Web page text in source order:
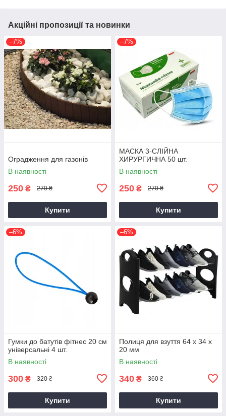
Акційні пропозиції та новинки
–7%
Оградження для газонів
В наявності
250 ₴ 270 ₴
Купити
–7%
МАСКА 3-СЛІЙНА
ХИРУРГИЧНА 50 шт.
В наявності
250 ₴ 270 ₴
Купити
–6%
Гумки до батутів фітнес 20 см
універсальні 4 шт.
В наявності
300 ₴ 320 ₴
Купити
–6%
Полиця для взуття 64 х 34 х
20 мм
В наявності
340 ₴ 360 ₴
Купити